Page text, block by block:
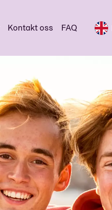
Kontakt oss FAQ